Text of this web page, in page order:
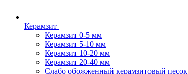
Керамзит
Керамзит 0-5 мм
Керамзит 5-10 мм
Керамзит 10-20 мм
Керамзит 20-40 мм
Слабо обожженный керамзитовый песок